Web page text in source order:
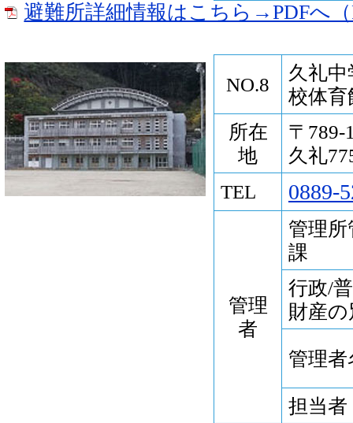
避難所詳細情報はこちら→PDFへ（
NO.8
久礼中
校体育
所在
地
〒
久礼
TEL
0889-
管理
者
管理所
課
行政/
財産の
管理者
担当者